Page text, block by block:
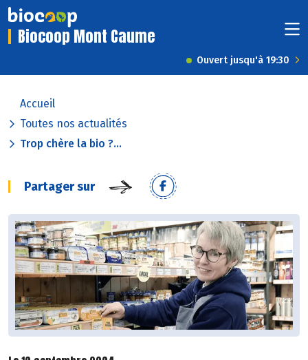
Biocoop Mont Caume
Ouvert jusqu'à 19:30
Accueil
Toutes nos actualités
Trop chère la bio ?...
Partager sur